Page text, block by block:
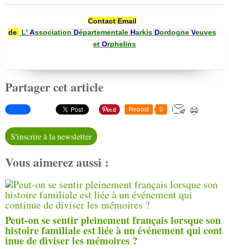
Contact Email
de
L' Association DépartementaleHarkis DordogneVeuves
et Orphelins
Partager cet article
Repost 0
S'inscrire à la newsletter
Vous aimerez aussi :
Peut-on se sentir pleinement français lorsque son
histoire familiale est liée à un événement qui cont
inue de diviser les mémoires ?